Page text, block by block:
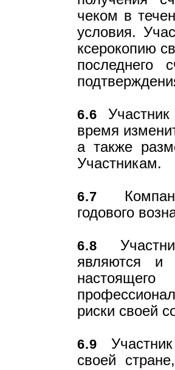
чеком в
условия.
ксерокопию
последнего
6.6
время
а также
Участникам.
6.7
годового
6.8
являются и
риски своей
6.9
своей